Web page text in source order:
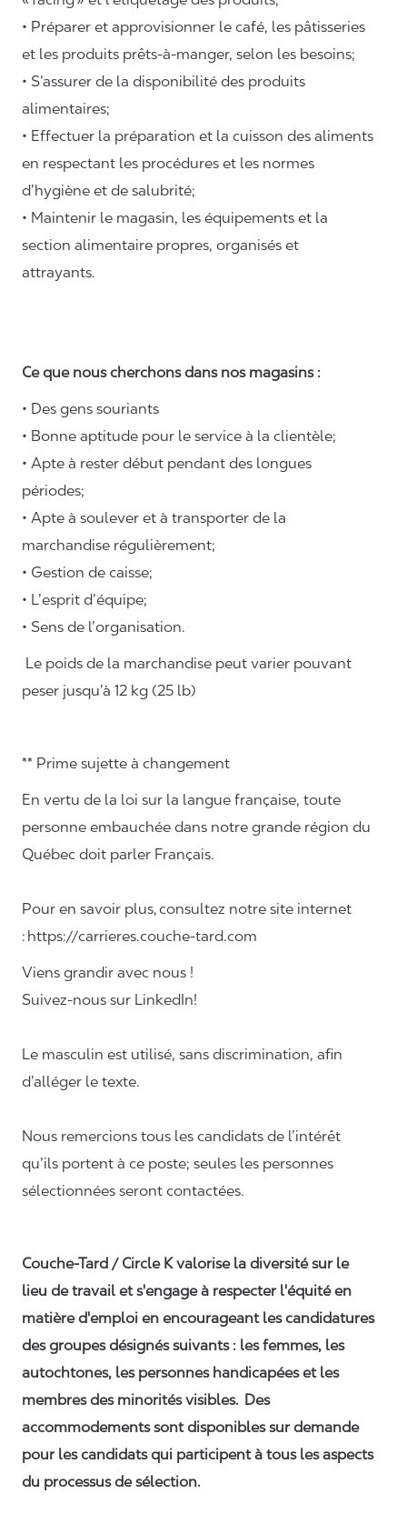
• Préparer et approvisionner le café, les pâtisseries
et les produits prêts-à-manger, selon les besoins;
• S’assurer de la disponibilité des produits
alimentaires;
• Effectuer la préparation et la cuisson des aliments
en respectant les procédures et les normes
d’hygiène et de salubrité;
• Maintenir le magasin, les équipements et la
section alimentaire propres, organisés et
attrayants.
Ce que nous cherchons dans nos magasins :
• Des gens souriants
• Bonne aptitude pour le service à la clientèle;
• Apte à rester début pendant des longues
périodes;
• Apte à soulever et à transporter de la
marchandise régulièrement;
• Gestion de caisse;
• L’esprit d’équipe;
• Sens de l’organisation.
Le poids de la marchandise peut varier pouvant
peser jusqu’à 12 kg (25 lb)
** Prime sujette à changement
En vertu de la loi sur la langue française, toute
personne embauchée dans notre grande région du
Québec doit parler Français.
Pour en savoir plus, consultez notre site internet
: https://carrieres.couche-tard.com
Viens grandir avec nous !
Suivez-nous sur LinkedIn!
Le masculin est utilisé, sans discrimination, afin
d’alléger le texte.
Nous remercions tous les candidats de l’intérêt
qu’ils portent à ce poste; seules les personnes
sélectionnées seront contactées.
Couche-Tard / Circle K valorise la diversité sur le
lieu de travail et s'engage à respecter l'équité en
matière d'emploi en encourageant les candidatures
des groupes désignés suivants : les femmes, les
autochtones, les personnes handicapées et les
membres des minorités visibles. Des
accommodements sont disponibles sur demande
pour les candidats qui participent à tous les aspects
du processus de sélection.